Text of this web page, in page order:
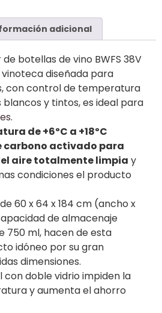
adicional
botellas de vino BWFS 38V
diseñada para
con control de temperatura
y tintos, es ideal para
.
de +6ºC a +18ºC
carbono activado para
aire totalmente limpia y
condiciones el producto
60 x 64 x 184 cm (ancho x
de almacenaje
750 ml, hacen de esta
idóneo por su gran
dimensiones.
con doble vidrio impiden la
y aumenta el ahorro